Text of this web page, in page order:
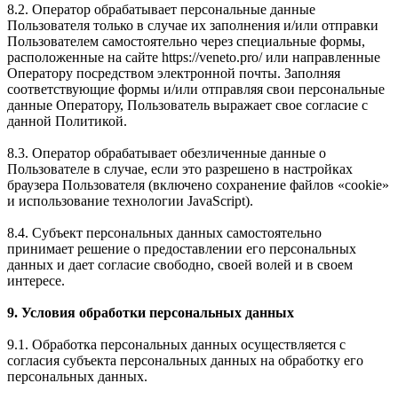
8.2. Оператор обрабатывает персональные данные
Пользователя только в случае их заполнения и/или отправки
Пользователем самостоятельно через специальные формы,
расположенные на сайте https://veneto.pro/ или направленные
Оператору посредством электронной почты. Заполняя
соответствующие формы и/или отправляя свои персональные
данные Оператору, Пользователь выражает свое согласие с
данной Политикой.
8.3. Оператор обрабатывает обезличенные данные о
Пользователе в случае, если это разрешено в настройках
браузера Пользователя (включено сохранение файлов «cookie»
и использование технологии JavaScript).
8.4. Субъект персональных данных самостоятельно
принимает решение о предоставлении его персональных
данных и дает согласие свободно, своей волей и в своем
интересе.
9. Условия обработки персональных данных
9.1. Обработка персональных данных осуществляется с
согласия субъекта персональных данных на обработку его
персональных данных.